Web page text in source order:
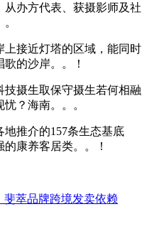
办方代表、获摄影师及社
接近灯塔的区域，能同时
的沙岸。。！
摄生取保守摄生若何相融
？海南。。。
推介的157条生态基底
康养客居类。。！
斐萃品牌跨境发卖依赖